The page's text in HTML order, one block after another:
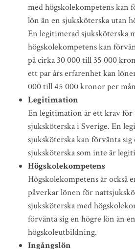
med högskolekompetens kan
lön än en sjuksköterska utan
En legitimerad sjuksköterska
högskolekompetens kan
på cirka 30 000 till 35 000
ett par års erfarenhet kan
000 till 45 000 kronor per
Legitimation
En legitimation är ett krav för
sjuksköterska i Sverige. En
sjuksköterska kan förvänta
sjuksköterska som inte är
Högskolekompetens
Högskolekompetens är också
påverkar lönen för
sjuksköterska med
förvänta sig en högre lön än
högskoleutbildning.
Ingångslön